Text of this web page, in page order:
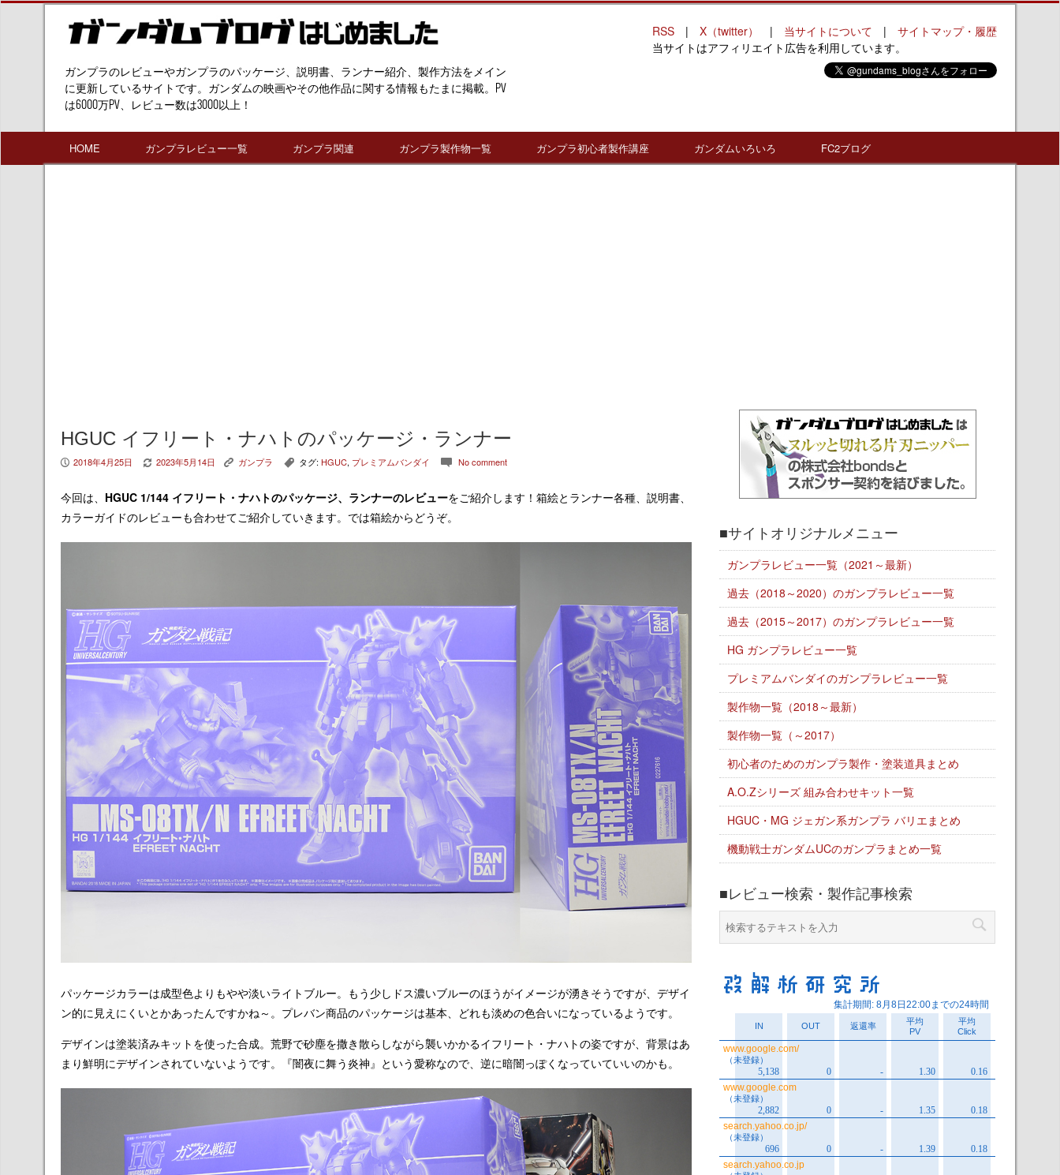
ガンプラのレビューやガンプラのパッケージ、説明書、ランナー紹介、製作方法をメイン
に更新しているサイトです。ガンダムの映画やその他作品に関する情報もたまに掲載。PV
は6000万PV、レビュー数は3000以上！
RSS | X（twitter） | 当サイトについて | サイトマップ・履歴
当サイトはアフィリエイト広告を利用しています。
HOME ガンプラレビュー一覧 ガンプラ関連 ガンプラ製作物一覧 ガンプラ初心者製作講座 ガンダムいろいろ FC2ブログ
HGUC イフリート・ナハトのパッケージ・ランナー
P 2018年4月25日 V 2023年5月14日 K ガンプラ , タグ: HGUC, プレミアムバンダイ c No comment
今回は、 HGUC 1/144 イフリート・ナハトのパッケージ、ランナーのレビューをご紹介します！箱絵とランナー各種、説明書、
カラーガイドのレビューも合わせてご紹介していきます。では箱絵からどうぞ。
パッケージカラーは成型色よりもやや淡いライトブルー。もう少しドス濃いブルーのほうがイメージが湧きそうですが、デザイ
ン的に見えにくいとかあったんですかね～。プレバン商品のパッケージは基本、どれも淡めの色合いになっているようです。
デザインは塗装済みキットを使った合成。荒野で砂塵を撒き散らしながら襲いかかるイフリート・ナハトの姿ですが、背景はあ
まり鮮明にデザインされていないようです。『闇夜に舞う炎神』という愛称なので、逆に暗闇っぽくなっていていいのかも。
■サイトオリジナルメニュー
ガンプラレビュー一覧（2021～最新）
過去（2018～2020）のガンプラレビュー一覧
過去（2015～2017）のガンプラレビュー一覧
HG ガンプラレビュー一覧
プレミアムバンダイのガンプラレビュー一覧
製作物一覧（2018～最新）
製作物一覧（～2017）
初心者のためのガンプラ製作・塗装道具まとめ
A.O.Zシリーズ 組み合わせキット一覧
HGUC・MG ジェガン系ガンプラ バリエまとめ
機動戦士ガンダムUCのガンプラまとめ一覧
■レビュー検索・製作記事検索